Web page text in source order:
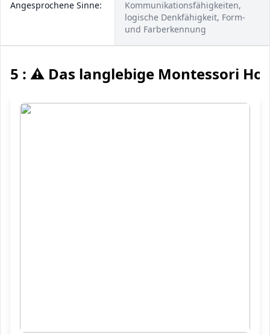
Angesprochene Sinne:
Kommunikationsfähigkeiten,
logische Denkfähigkeit, Form-
und Farberkennung
5 : ⚠️ Das langlebige Montessori